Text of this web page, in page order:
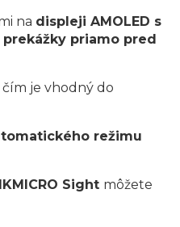
na displeji AMOLED s
priamo pred
čím je vhodný do
režimu
Sight môžete